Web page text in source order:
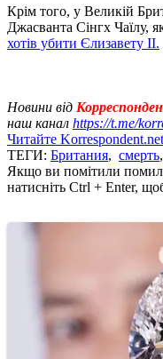
Крім того, у Великій
Джасванта Сінгх Чаїлу,
хотів убити Єлизавету II.
Новини від
наш канал https://t.me/
Читайте
ТЕГИ: Британия, смерть,
Якщо ви помітили
натисніть Ctrl + Enter,